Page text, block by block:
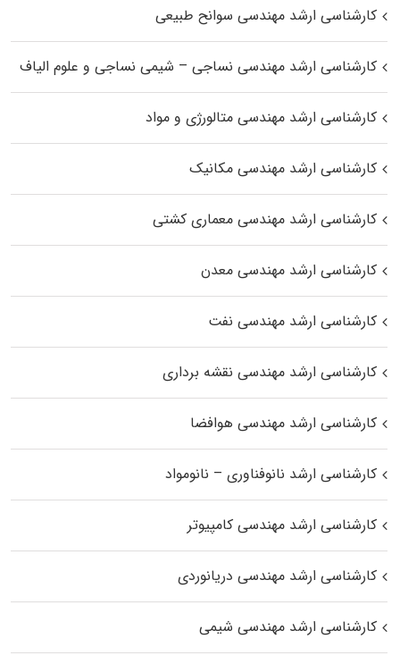
کارشناسی ارشد مهندسی سوانح طبیعی
کارشناسی ارشد مهندسی نساجی – شیمی نساجی و علوم الیاف
کارشناسی ارشد مهندسی متالورژی و مواد
کارشناسی ارشد مهندسی مکانیک
کارشناسی ارشد مهندسی معماری کشتی
کارشناسی ارشد مهندسی معدن
کارشناسی ارشد مهندسی نفت
کارشناسی ارشد مهندسی نقشه برداری
کارشناسی ارشد مهندسی هوافضا
کارشناسی ارشد نانوفناوری – نانومواد
کارشناسی ارشد مهندسی کامپیوتر
کارشناسی ارشد مهندسی دریانوردی
کارشناسی ارشد مهندسی شیمی